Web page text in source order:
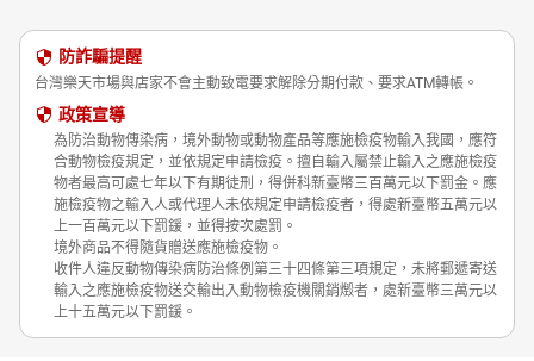
防詐騙提醒
台灣樂天市場與店家不會主動致電要求解除分期付款、要求ATM轉帳。
政策宣導
為防治動物傳染病，境外動物或動物產品等應施檢疫物輸入我國，應符
合動物檢疫規定，並依規定申請檢疫。擅自輸入屬禁止輸入之應施檢疫
物者最高可處七年以下有期徒刑，得併科新臺幣三百萬元以下罰金。應
施檢疫物之輸入人或代理人未依規定申請檢疫者，得處新臺幣五萬元以
上一百萬元以下罰鍰，並得按次處罰。
境外商品不得隨貨贈送應施檢疫物。
收件人違反動物傳染病防治條例第三十四條第三項規定，未將郵遞寄送
輸入之應施檢疫物送交輸出入動物檢疫機關銷燬者，處新臺幣三萬元以
上十五萬元以下罰鍰。